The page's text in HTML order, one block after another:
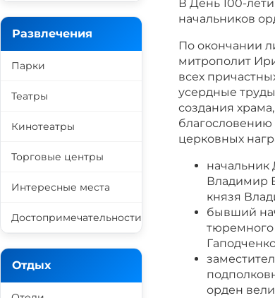
В День 100-
начальников
По окончании
митрополит
всех
усердные
создания
церковных
Владимир
князя
бывший
орден
Развлечения
Парки
Театры
Кинотеатры
Торговые центры
Интересные места
Достопримечательности
Отдых